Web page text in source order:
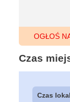
OGŁOŚ
Czas
Czas